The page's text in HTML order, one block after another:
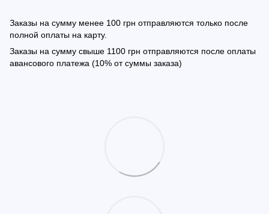
Заказы на сумму менее 100 грн отправляются только после
полной оплаты на карту.
Заказы на сумму свыше 1100 грн отправляются после оплаты
авансового платежа (10% от суммы заказа)